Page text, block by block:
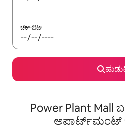
ಚೆಕ್-ಔಟ್
Power Plant
ಅಪಾರ್ಟ್‌ಮಂಟ್